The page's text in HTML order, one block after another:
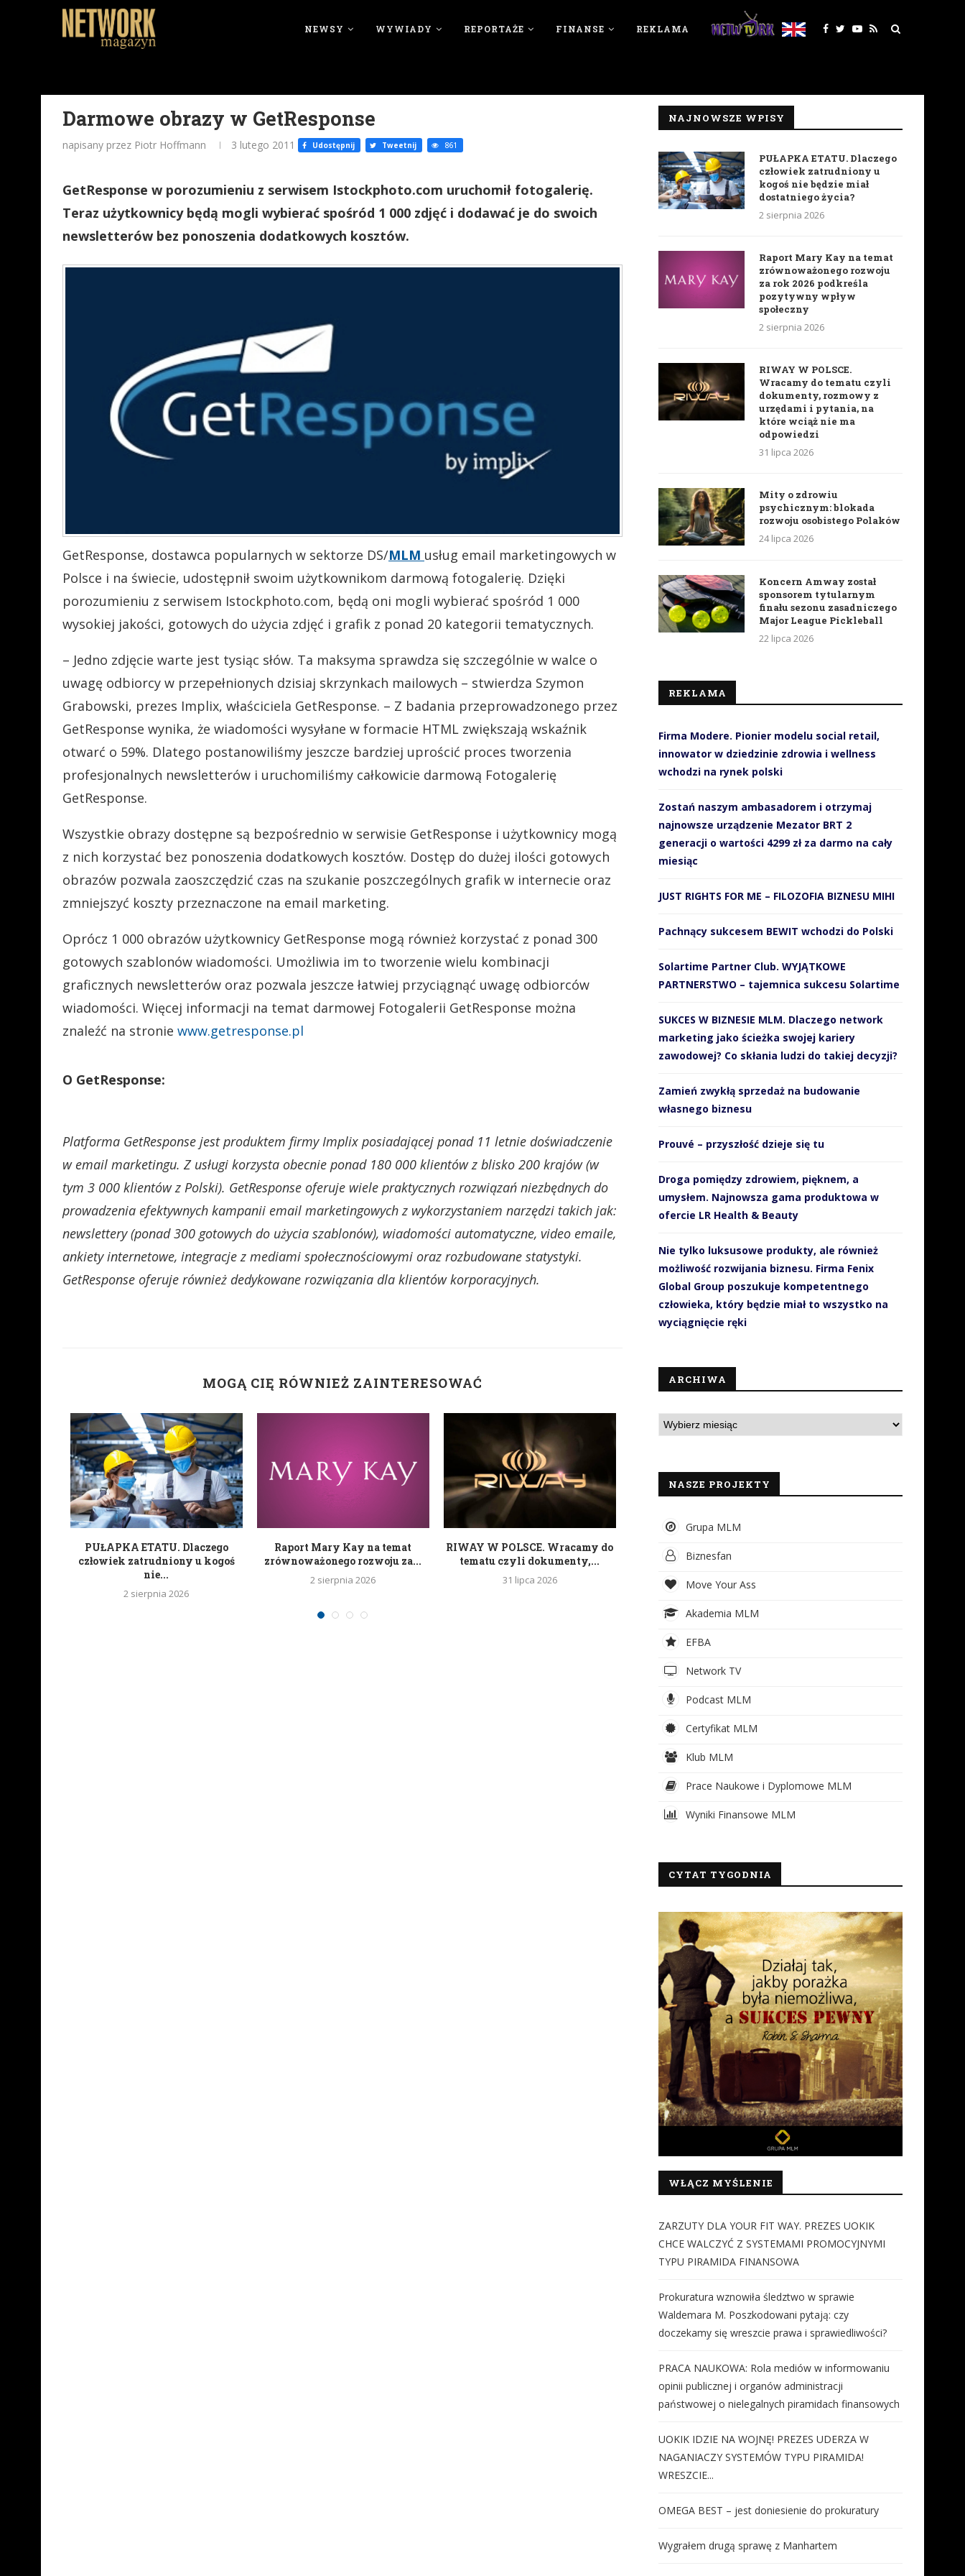
NEWSY WYWIADY REPORTAŻE FINANSE REKLAMA
Darmowe obrazy w GetResponse
napisany przez Piotr Hoffmann 3 lutego 2011 Udostępnij Tweetnij 861
GetResponse w porozumieniu z serwisem Istockphoto.com uruchomił fotogalerię.
Teraz użytkownicy będą mogli wybierać spośród 1 000 zdjęć i dodawać je do swoich
newsletterów bez ponoszenia dodatkowych kosztów.
GetResponse, dostawca popularnych w sektorze DS/MLM usług email marketingowych w
Polsce i na świecie, udostępnił swoim użytkownikom darmową fotogalerię. Dzięki
porozumieniu z serwisem Istockphoto.com, będą oni mogli wybierać spośród 1 000
wysokiej jakości, gotowych do użycia zdjęć i grafik z ponad 20 kategorii tematycznych.
– Jedno zdjęcie warte jest tysiąc słów. Ta maksyma sprawdza się szczególnie w walce o
uwagę odbiorcy w przepełnionych dzisiaj skrzynkach mailowych – stwierdza Szymon
Grabowski, prezes Implix, właściciela GetResponse. – Z badania przeprowadzonego przez
GetResponse wynika, że wiadomości wysyłane w formacie HTML zwiększają wskaźnik
otwarć o 59%. Dlatego postanowiliśmy jeszcze bardziej uprościć proces tworzenia
profesjonalnych newsletterów i uruchomiliśmy całkowicie darmową Fotogalerię
GetResponse.
Wszystkie obrazy dostępne są bezpośrednio w serwisie GetResponse i użytkownicy mogą
z nich korzystać bez ponoszenia dodatkowych kosztów. Dostęp do dużej ilości gotowych
obrazów pozwala zaoszczędzić czas na szukanie poszczególnych grafik w internecie oraz
zmniejszyć koszty przeznaczone na email marketing.
Oprócz 1 000 obrazów użytkownicy GetResponse mogą również korzystać z ponad 300
gotowych szablonów wiadomości. Umożliwia im to tworzenie wielu kombinacji
graficznych newsletterów oraz pozwala jeszcze łatwiej przyciągnąć uwagę odbiorców
wiadomości. Więcej informacji na temat darmowej Fotogalerii GetResponse można
znaleźć na stronie www.getresponse.pl
O GetResponse:
Platforma GetResponse jest produktem firmy Implix posiadającej ponad 11 letnie doświadczenie
w email marketingu. Z usługi korzysta obecnie ponad 180 000 klientów z blisko 200 krajów (w
tym 3 000 klientów z Polski). GetResponse oferuje wiele praktycznych rozwiązań niezbędnych do
prowadzenia efektywnych kampanii email marketingowych z wykorzystaniem narzędzi takich jak:
newslettery (ponad 300 gotowych do użycia szablonów), wiadomości automatyczne, video emaile,
ankiety internetowe, integracje z mediami społecznościowymi oraz rozbudowane statystyki.
GetResponse oferuje również dedykowane rozwiązania dla klientów korporacyjnych.
MOGĄ CIĘ RÓWNIEŻ ZAINTERESOWAĆ
PUŁAPKA ETATU. Dlaczego
człowiek zatrudniony u kogoś
nie...
2 sierpnia 2026
Raport Mary Kay na temat
zrównoważonego rozwoju za...
2 sierpnia 2026
RIWAY W POLSCE. Wracamy do
tematu czyli dokumenty,...
31 lipca 2026
Mity o zdrowiu psychicznym:
blokada rozwoju osobistego
NAJNOWSZE WPISY
PUŁAPKA ETATU. Dlaczego
człowiek zatrudniony u
kogoś nie będzie miał
dostatniego życia?
2 sierpnia 2026
Raport Mary Kay na temat
zrównoważonego rozwoju
za rok 2026 podkreśla
pozytywny wpływ
społeczny
2 sierpnia 2026
RIWAY W POLSCE.
Wracamy do tematu czyli
dokumenty, rozmowy z
urzędami i pytania, na
które wciąż nie ma
odpowiedzi
31 lipca 2026
Mity o zdrowiu
psychicznym: blokada
rozwoju osobistego Polaków
24 lipca 2026
Koncern Amway został
sponsorem tytularnym
finału sezonu zasadniczego
Major League Pickleball
22 lipca 2026
REKLAMA
Firma Modere. Pionier modelu social retail,
innowator w dziedzinie zdrowia i wellness
wchodzi na rynek polski
Zostań naszym ambasadorem i otrzymaj
najnowsze urządzenie Mezator BRT 2
generacji o wartości 4299 zł za darmo na cały
miesiąc
JUST RIGHTS FOR ME – FILOZOFIA BIZNESU MIHI
Pachnący sukcesem BEWIT wchodzi do Polski
Solartime Partner Club. WYJĄTKOWE
PARTNERSTWO – tajemnica sukcesu Solartime
SUKCES W BIZNESIE MLM. Dlaczego network
marketing jako ścieżka swojej kariery
zawodowej? Co skłania ludzi do takiej decyzji?
Zamień zwykłą sprzedaż na budowanie
własnego biznesu
Prouvé – przyszłość dzieje się tu
Droga pomiędzy zdrowiem, pięknem, a
umysłem. Najnowsza gama produktowa w
ofercie LR Health & Beauty
Nie tylko luksusowe produkty, ale również
możliwość rozwijania biznesu. Firma Fenix
Global Group poszukuje kompetentnego
człowieka, który będzie miał to wszystko na
wyciągnięcie ręki
ARCHIWA
NASZE PROJEKTY
Grupa MLM
Biznesfan
Move Your Ass
Akademia MLM
EFBA
Network TV
Podcast MLM
Certyfikat MLM
Klub MLM
Prace Naukowe i Dyplomowe MLM
Wyniki Finansowe MLM
CYTAT TYGODNIA
WŁĄCZ MYŚLENIE
ZARZUTY DLA YOUR FIT WAY. PREZES UOKIK
CHCE WALCZYĆ Z SYSTEMAMI PROMOCYJNYMI
TYPU PIRAMIDA FINANSOWA
Prokuratura wznowiła śledztwo w sprawie
Waldemara M. Poszkodowani pytają: czy
doczekamy się wreszcie prawa i sprawiedliwości?
PRACA NAUKOWA: Rola mediów w informowaniu
opinii publicznej i organów administracji
państwowej o nielegalnych piramidach finansowych
UOKIK IDZIE NA WOJNĘ! PREZES UDERZA W
NAGANIACZY SYSTEMÓW TYPU PIRAMIDA!
WRESZCIE...
OMEGA BEST – jest doniesienie do prokuratury
Wygrałem drugą sprawę z Manhartem